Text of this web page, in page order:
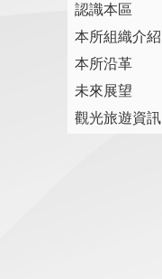
認識本區
本所組織介紹
本所沿革
未來展望
觀光旅遊資訊